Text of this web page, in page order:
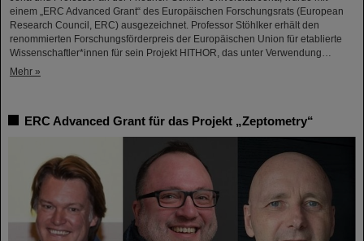
einem „ERC Advanced Grant“ des Europäischen Forschungsrats (European
Research Council, ERC) ausgezeichnet. Professor Stöhlker erhält den
renommierten Forschungsförderpreis der Europäischen Union für etablierte
Wissenschaftler*innen für sein Projekt HITHOR, das unter Verwendung…
Mehr »
ERC Advanced Grant für das Projekt „Zeptometry“